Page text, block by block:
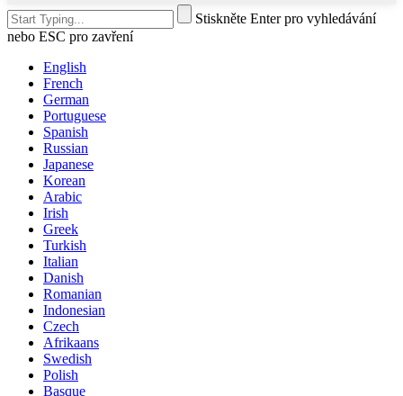
Stiskněte Enter pro vyhledávání
nebo ESC pro zavření
English
French
German
Portuguese
Spanish
Russian
Japanese
Korean
Arabic
Irish
Greek
Turkish
Italian
Danish
Romanian
Indonesian
Czech
Afrikaans
Swedish
Polish
Basque